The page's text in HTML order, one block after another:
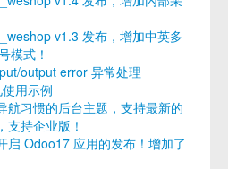
v1.3 发布，增加中英多
模式！
output error 异常处理
用示例
航习惯的后台主题，支持最新的
持企业版！
启 Odoo17 应用的发布！增加了